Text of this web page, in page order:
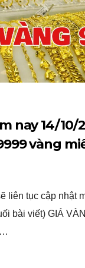
nay 14/10/
vàng
liên tục cập nhật
bài viết) GIÁ